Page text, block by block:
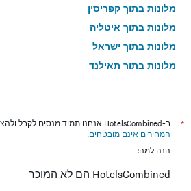
מלונות בתוך קפריסין
מלונות בתוך איטליה
מלונות בתוך ישראל
מלונות בתוך תאילנד
*
ב-HotelsCombined אנחנו תמיד מנסים לקבל ולהציג תמחור מדויק, עם זאת,
המחירים אינם מובטחים.
הנה למה:
HotelsCombined הם לא המוכר